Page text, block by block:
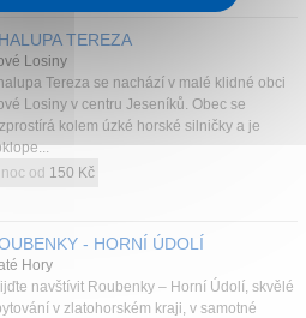
TEREZA
Losiny
Tereza se nachází v malé klidné obci
Losiny v centru Jeseníků. Obec se
kolem úzké horské silničky a je
od 150 Kč
- HORNÍ ÚDOLÍ
Hory
navštívit Roubenky – Horní Údolí, skvělé
v zlatohorském kraji, v samotné